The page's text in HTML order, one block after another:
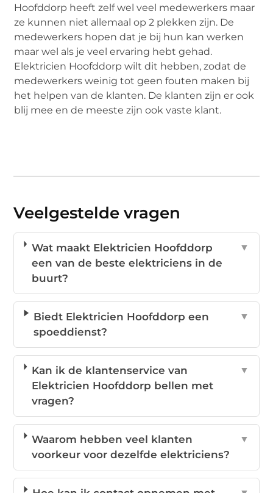
Hoofddorp heeft zelf wel veel medewerkers maar
ze kunnen niet allemaal op 2 plekken zijn. De
medewerkers hopen dat je bij hun kan werken
maar wel als je veel ervaring hebt gehad.
Elektricien Hoofddorp wilt dit hebben, zodat de
medewerkers weinig tot geen fouten maken bij
het helpen van de klanten. De klanten zijn er ook
blij mee en de meeste zijn ook vaste klant.
Veelgestelde vragen
Wat maakt Elektricien Hoofddorp
een van de beste elektriciens in de
buurt?
▼
Biedt Elektricien Hoofddorp een
spoeddienst?
▼
Kan ik de klantenservice van
Elektricien Hoofddorp bellen met
vragen?
▼
Waarom hebben veel klanten
voorkeur voor dezelfde elektriciens?
▼